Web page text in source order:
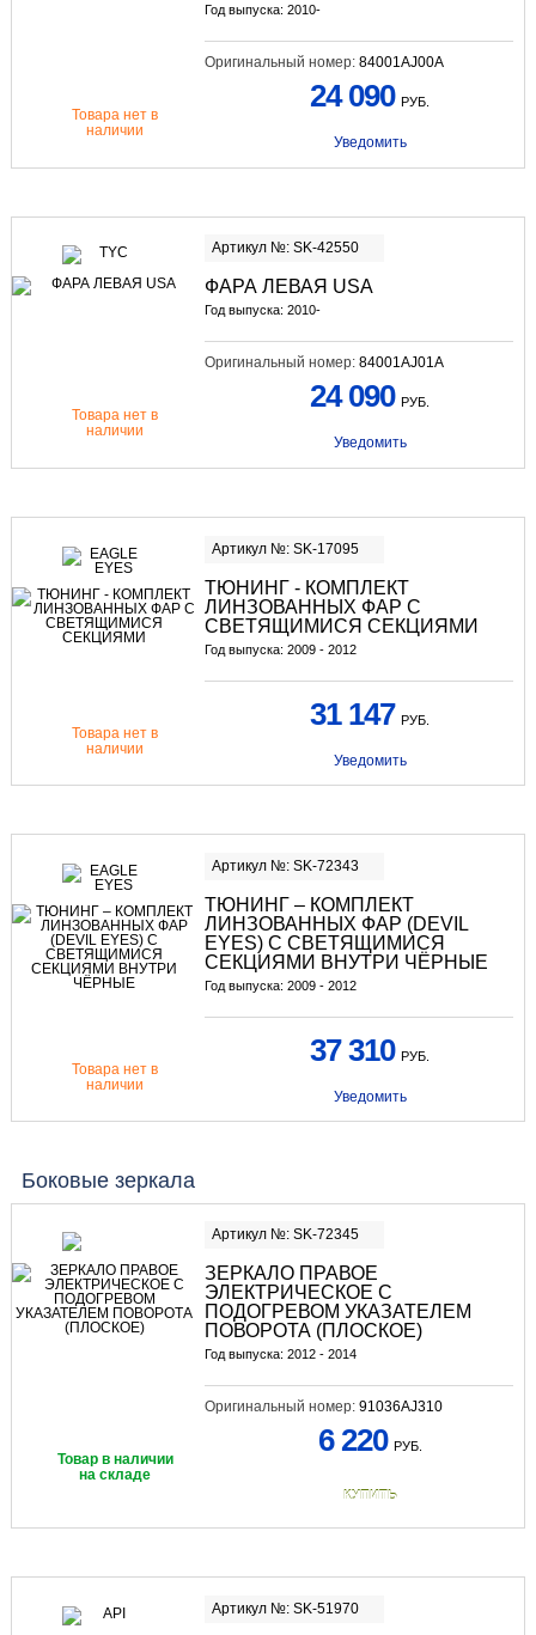
Год выпуска: 2010-
Оригинальный номер: 84001AJ00A
Товара нет в
наличии
24 090 РУБ.
Уведомить
Артикул №: SK-42550
ФАРА ЛЕВАЯ USA
Год выпуска: 2010-
Оригинальный номер: 84001AJ01A
Товара нет в
наличии
24 090 РУБ.
Уведомить
Артикул №: SK-17095
ТЮНИНГ- КОМПЛЕКТ
ЛИНЗОВАННЫХ ФАР С
СВЕТЯЩИМИСЯ СЕКЦИЯМИ
Год выпуска: 2009 - 2012
Товара нет в
наличии
31 147 РУБ.
Уведомить
Артикул №: SK-72343
ТЮНИНГ– КОМПЛЕКТ
ЛИНЗОВАННЫХ ФАР (DEVIL
EYES) С СВЕТЯЩИМИСЯ
СЕКЦИЯМИ ВНУТРИ ЧЁРНЫЕ
Год выпуска: 2009 - 2012
Товара нет в
наличии
37 310 РУБ.
Уведомить
Боковые зеркала
Артикул №: SK-72345
ЗЕРКАЛО ПРАВОЕ
ЭЛЕКТРИЧЕСКОЕ С
ПОДОГРЕВОМ УКАЗАТЕЛЕМ
ПОВОРОТА (ПЛОСКОЕ)
Год выпуска: 2012 - 2014
Оригинальный номер: 91036AJ310
Товар в наличии
на складе
6 220 РУБ.
КУПИТЬ
Артикул №: SK-51970